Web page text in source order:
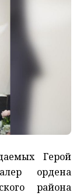
Герой
ордена
района